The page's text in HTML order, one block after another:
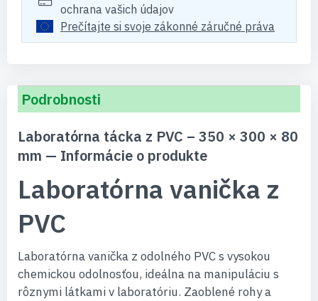
ochrana vašich údajov
Prečítajte si svoje zákonné záručné práva
Podrobnosti
Laboratórna tácka z PVC – 350 × 300 × 80
mm — Informácie o produkte
Laboratórna vanička z
PVC
Laboratórna vanička z odolného PVC s vysokou
chemickou odolnosťou, ideálna na manipuláciu s
rôznymi látkami v laboratóriu. Zaoblené rohy a